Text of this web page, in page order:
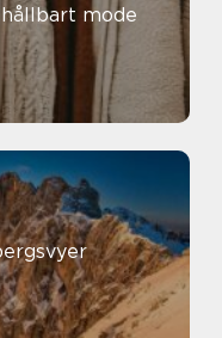
mode